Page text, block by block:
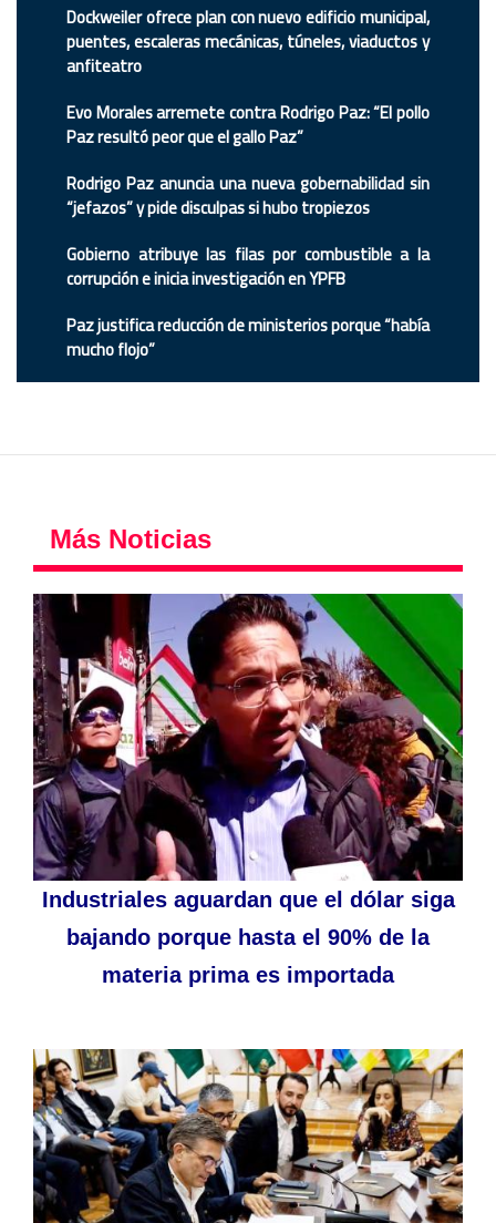
Dockweiler ofrece plan con nuevo edificio municipal,
puentes, escaleras mecánicas, túneles, viaductos y
anfiteatro
Evo Morales arremete contra Rodrigo Paz: “El pollo
Paz resultó peor que el gallo Paz”
Rodrigo Paz anuncia una nueva gobernabilidad sin
“jefazos” y pide disculpas si hubo tropiezos
Gobierno atribuye las filas por combustible a la
corrupción e inicia investigación en YPFB
Paz justifica reducción de ministerios porque “había
mucho flojo”
Más Noticias
Industriales aguardan que el dólar siga
bajando porque hasta el 90% de la
materia prima es importada